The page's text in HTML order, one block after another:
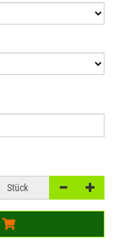
Stück